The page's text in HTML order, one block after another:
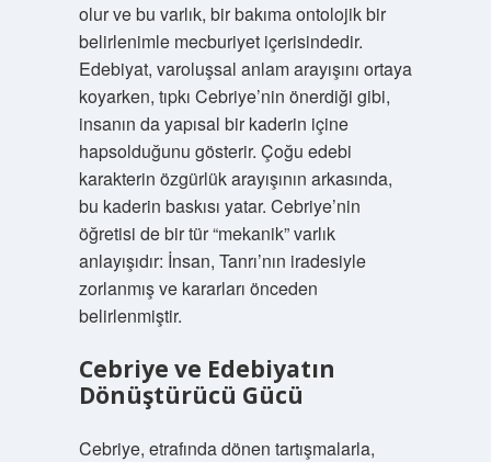
olur ve bu varlık, bir bakıma ontolojik bir
belirlenimle mecburiyet içerisindedir.
Edebiyat, varoluşsal anlam arayışını ortaya
koyarken, tıpkı Cebriye’nin önerdiği gibi,
insanın da yapısal bir kaderin içine
hapsolduğunu gösterir. Çoğu edebi
karakterin özgürlük arayışının arkasında,
bu kaderin baskısı yatar. Cebriye’nin
öğretisi de bir tür “mekanik” varlık
anlayışıdır: İnsan, Tanrı’nın iradesiyle
zorlanmış ve kararları önceden
belirlenmiştir.
Cebriye ve Edebiyatın
Dönüştürücü Gücü
Cebriye, etrafında dönen tartışmalarla,